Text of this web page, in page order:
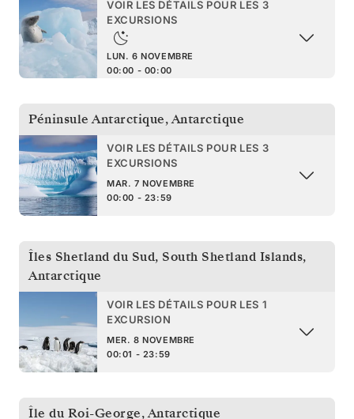
VOIR LES DÉTAILS POUR LES 3
EXCURSIONS
LUN. 6 NOVEMBRE
00:00 - 00:00
Péninsule Antarctique,Antarctique
VOIR LES DÉTAILS POUR LES 3
EXCURSIONS
MAR. 7 NOVEMBRE
00:00 - 23:59
Îles Shetland du Sud, South Shetland Islands,
Antarctique
VOIR LES DÉTAILS POUR LES 1
EXCURSION
MER. 8 NOVEMBRE
00:01 - 23:59
Île du Roi-George,Antarctique